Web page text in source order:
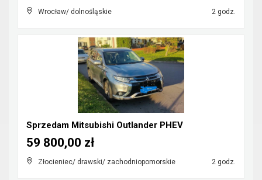
Wrocław/ dolnośląskie 2 godz.
Sprzedam Mitsubishi Outlander PHEV
Złocieniec/ drawski/ zachodniopomorskie 2 godz.
59 800,00 zł